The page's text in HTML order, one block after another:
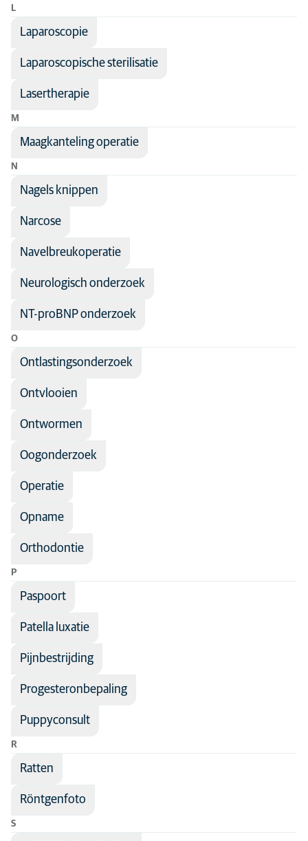
L
Laparoscopie
Laparoscopische sterilisatie
Lasertherapie
M
Maagkanteling operatie
N
Nagels knippen
Narcose
Navelbreukoperatie
Neurologisch onderzoek
NT-proBNP onderzoek
O
Ontlastingsonderzoek
Ontvlooien
Ontwormen
Oogonderzoek
Operatie
Opname
Orthodontie
P
Paspoort
Patella luxatie
Pijnbestrijding
Progesteronbepaling
Puppyconsult
R
Ratten
Röntgenfoto
S